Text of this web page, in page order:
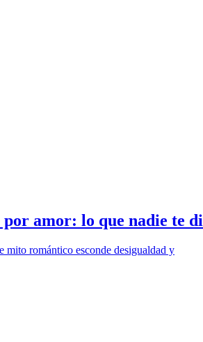
amor: lo que nadie te
mito romántico esconde desigualdad y